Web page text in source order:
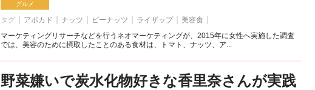
グルメ
タグ アボカド ナッツ ピーナッツ ライザップ
美容食
マーケティングリサーチなどを行うネオマーケティングが、2015年に女性へ実施した調査
では、美容のために摂取したことのある食材は、トマト、ナッツ、ア...
野菜嫌いで炭水化物好きな香里奈さんが実践